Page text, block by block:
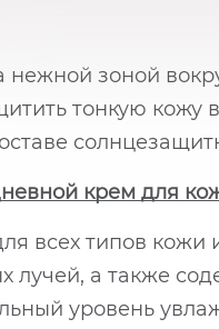
нежной зоной
тонкую кожу
крем для кожи
всех типов
лучей, а также
уровень